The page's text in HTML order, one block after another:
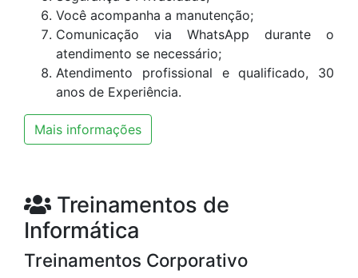
Você acompanha a manutenção;
Comunicação via WhatsApp durante o
atendimento se necessário;
Atendimento profissional e qualificado, 30
anos de Experiência.
Mais informações
Treinamentos de
Informática
Treinamentos Corporativo